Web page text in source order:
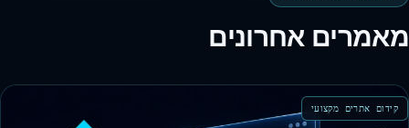
מאמרים אחרונים
קידום אתרים מקצועי